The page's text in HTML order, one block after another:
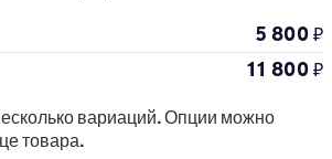
5 800₽
11 800₽
вариаций. Опции можно
товара.